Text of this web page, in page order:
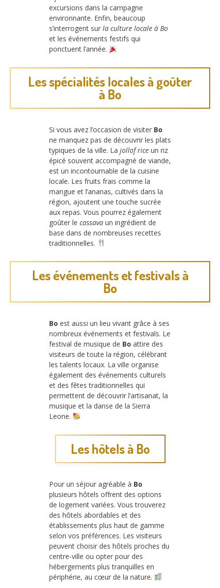
excursions dans la campagne
environnante. Enfin, beaucoup
s’interrogent sur la culture locale à Bo
et les événements festifs qui
ponctuent l’année.
Les spécialités locales à goûter
à Bo
Si vous avez l’occasion de visiter Bo
ne manquez pas de découvrir les plats
typiques de la ville. La jollof rice un riz
épicé souvent accompagné de viande,
est un incontournable de la cuisine
locale. Les fruits frais comme la
mangue et l’ananas, cultivés dans la
région, ajoutent une touche sucrée
aux repas. Vous pourrez également
goûter le cassava un ingrédient de
base dans de nombreuses recettes
traditionnelles.
Les événements et festivals à
Bo
Bo est aussi un lieu vivant grâce à ses
nombreux événements et festivals. Le
festival de musique de Bo attire des
visiteurs de toute la région, célébrant
les talents locaux. La ville organise
également des événements culturels
et des fêtes traditionnelles qui
permettent de découvrir l’artisanat, la
musique et la danse de la Sierra
Leone.
Les hôtels à Bo
Pour un séjour agréable à Bo
plusieurs hôtels offrent des options
de logement variées. Vous trouverez
des hôtels abordables et des
établissements plus haut de gamme
selon vos préférences. Les visiteurs
peuvent choisir des hôtels proches du
centre-ville ou opter pour des
hébergements plus tranquilles en
périphérie, au cœur de la nature.